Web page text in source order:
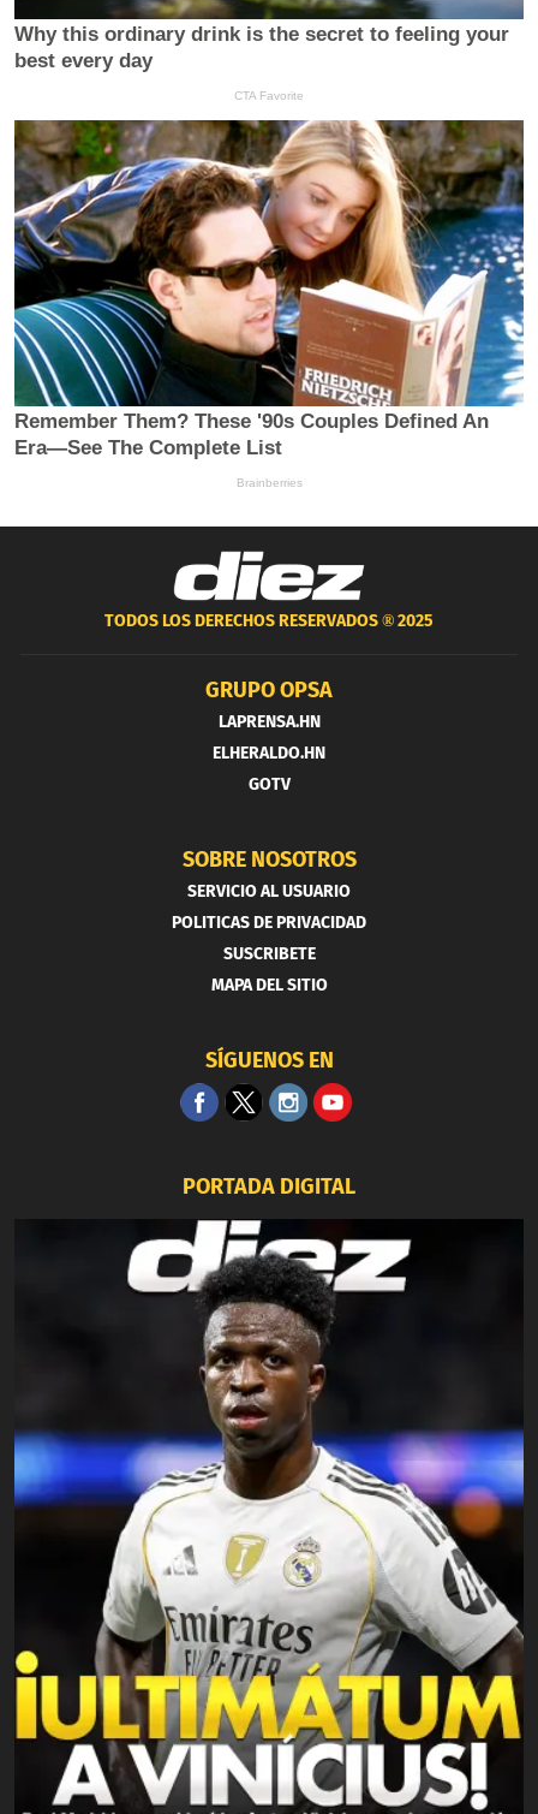
TODOS LOS DERECHOS RESERVADOS ®2025
GRUPO OPSA
LAPRENSA.HN
ELHERALDO.HN
GOTV
SOBRE NOSOTROS
SERVICIO AL USUARIO
POLITICAS DE PRIVACIDAD
SUSCRIBETE
MAPA DEL SITIO
SÍGUENOS EN
PORTADA DIGITAL